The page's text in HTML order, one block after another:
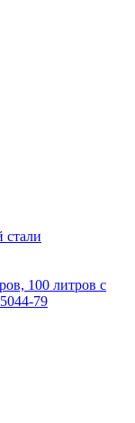
100 литров с
79